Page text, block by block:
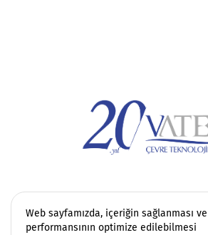
Web sayfamızda, içeriğin sağlanması
performansının optimize edilebilmesi